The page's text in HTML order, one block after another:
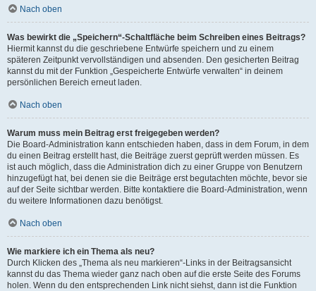
Nach oben
Was bewirkt die „Speichern“-Schaltfläche beim Schreiben eines Beitrags?
Hiermit kannst du die geschriebene Entwürfe speichern und zu einem
späteren Zeitpunkt vervollständigen und absenden. Den gesicherten Beitrag
kannst du mit der Funktion „Gespeicherte Entwürfe verwalten“ in deinem
persönlichen Bereich erneut laden.
Nach oben
Warum muss mein Beitrag erst freigegeben werden?
Die Board-Administration kann entschieden haben, dass in dem Forum, in dem
du einen Beitrag erstellt hast, die Beiträge zuerst geprüft werden müssen. Es
ist auch möglich, dass die Administration dich zu einer Gruppe von Benutzern
hinzugefügt hat, bei denen sie die Beiträge erst begutachten möchte, bevor sie
auf der Seite sichtbar werden. Bitte kontaktiere die Board-Administration, wenn
du weitere Informationen dazu benötigst.
Nach oben
Wie markiere ich ein Thema als neu?
Durch Klicken des „Thema als neu markieren“-Links in der Beitragsansicht
kannst du das Thema wieder ganz nach oben auf die erste Seite des Forums
holen. Wenn du den entsprechenden Link nicht siehst, dann ist die Funktion